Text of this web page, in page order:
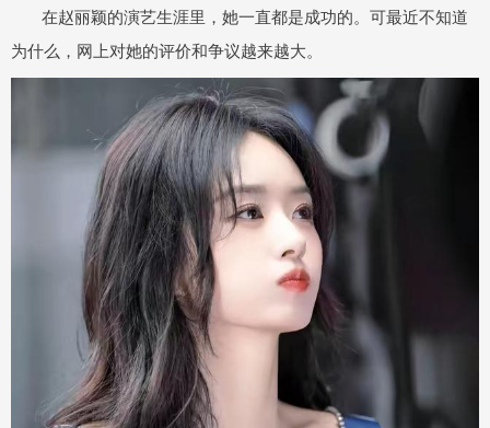
在赵丽颖的演艺生涯里，她一直都是成功的。可最近不知道
为什么，网上对她的评价和争议越来越大。